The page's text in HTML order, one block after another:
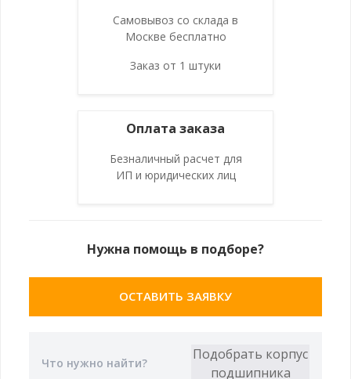
Самовывоз со склада в
Москве бесплатно
Заказ от 1 штуки
Оплата заказа
Безналичный расчет для
ИП и юридических лиц
Нужна помощь в подборе?
ОСТАВИТЬ ЗАЯВКУ